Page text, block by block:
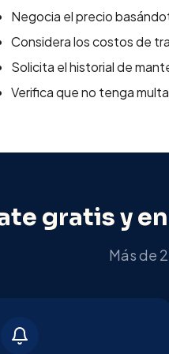
Negocia el precio
Considera los costos de
Solicita el historial de
Verifica que no tenga
gratis y
Más de